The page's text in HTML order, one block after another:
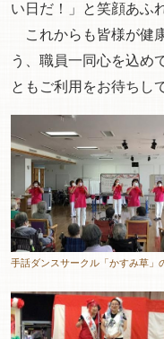
い日だ！」と笑顔あふ
これからも皆様が健
う、職員一同心を込め
ともご利用をお待ちし
手話ダンスサークル「かすみ草」